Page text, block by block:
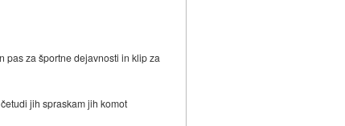
pas za športne dejavnosti in klip za
jih spraskam jih komot